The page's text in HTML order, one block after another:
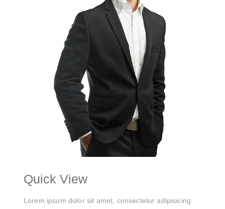
Quick View
Lorem ipsum dolor sit amet, consectetur adipisicing